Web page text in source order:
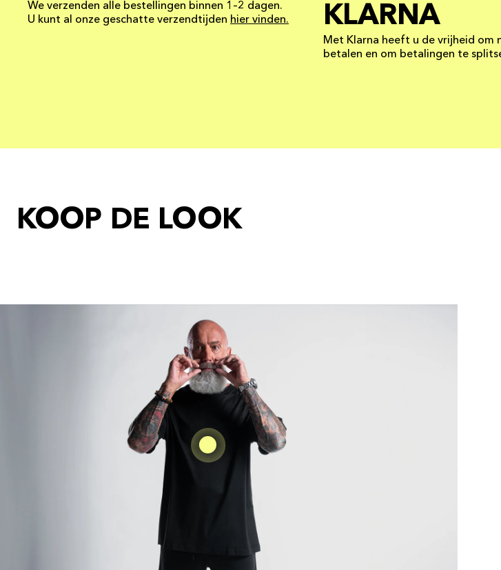
We verzenden alle bestellingen binnen 1–2 dagen.
U kunt al onze geschatte verzendtijden hier vinden.
KLARNA
Met Klarna heeft u de vrijheid om
betalen en om betalingen te
KOOP DE LOOK